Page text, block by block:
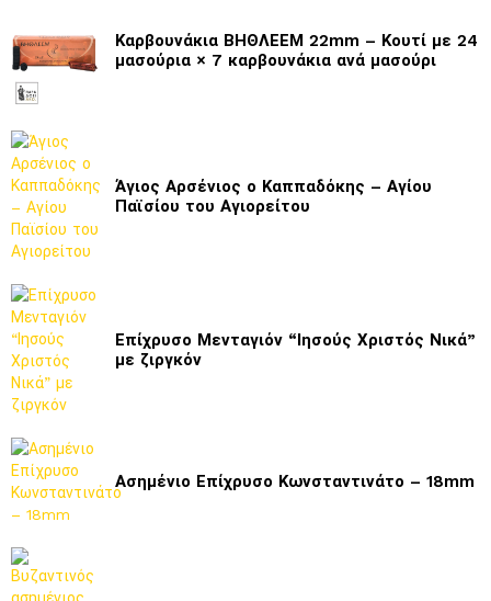
Καρβουνάκια ΒΗΘΛΕΕΜ 22mm – Κουτί με 24
μασούρια × 7 καρβουνάκια ανά μασούρι
Άγιος Αρσένιος ο Καππαδόκης – Αγίου
Παϊσίου του Αγιορείτου
Επίχρυσο Μενταγιόν “Ιησούς Χριστός Νικά”
με ζιργκόν
Ασημένιο Επίχρυσο Κωνσταντινάτο – 18mm